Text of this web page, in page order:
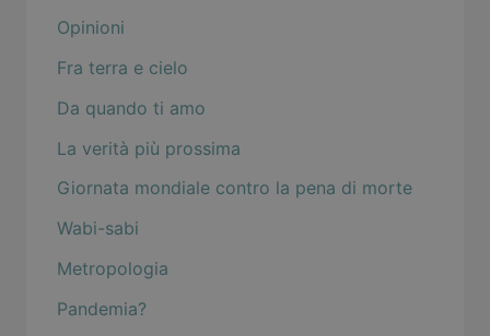
Opinioni
Fra terra e cielo
Da quando ti amo
La verità più prossima
Giornata mondiale contro la pena di morte
Wabi-sabi
Metropologia
Pandemia?